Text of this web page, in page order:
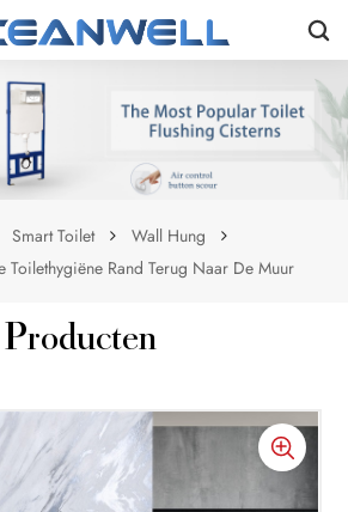
Smart Toilet
Wall Hung
Toilethygiëne Rand Terug Naar De Muur
Producten